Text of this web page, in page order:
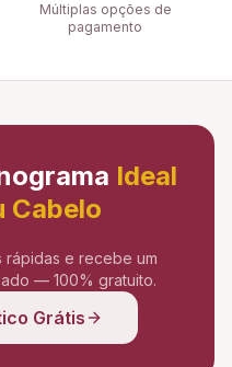
Múltiplas opções de
pagamento
Ideal
Cabelo
rápidas e recebe um
— 100% gratuito.
Grátis